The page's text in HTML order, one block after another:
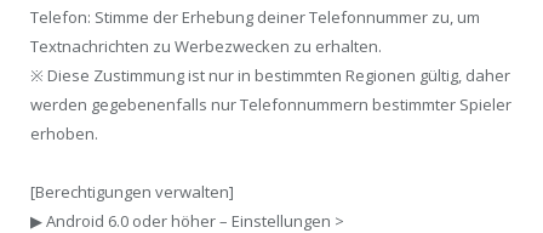
Telefon: Stimme der Erhebung deiner Telefonnummer zu, um
Textnachrichten zu Werbezwecken zu erhalten.
※ Diese Zustimmung ist nur in bestimmten Regionen gültig, daher
werden gegebenenfalls nur Telefonnummern bestimmter Spieler
erhoben.
[Berechtigungen verwalten]
▶ Android 6.0 oder höher – Einstellungen >